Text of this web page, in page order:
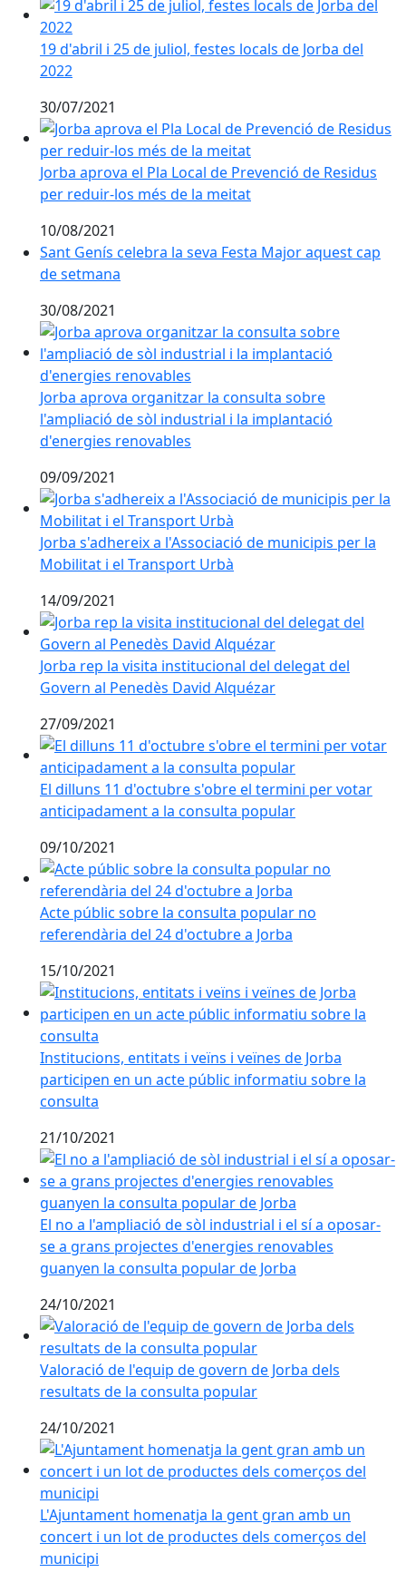
19 d'abril i 25 de juliol, festes locals de Jorba del 2022
19 d'abril i 25 de juliol, festes locals de Jorba del
2022
30/07/2021
Jorba aprova el Pla Local de Prevenció de Residus
Jorba aprova el Pla Local de Prevenció de Residus
per reduir-los més de la meitat
10/08/2021
Sant Genís celebra la seva Festa Major aquest cap
de setmana
30/08/2021
Jorba aprova organitzar la consulta sobre
Jorba aprova organitzar la consulta sobre
l'ampliació de sòl industrial i la implantació
d'energies renovables
09/09/2021
Jorba s'adhereix a l'Associació de municipis per la
Jorba s'adhereix a l'Associació de municipis per la
Mobilitat i el Transport Urbà
14/09/2021
Jorba rep la visita institucional del delegat del
Jorba rep la visita institucional del delegat del
Govern al Penedès David Alquézar
27/09/2021
El dilluns 11 d'octubre s'obre el termini per votar
El dilluns 11 d'octubre s'obre el termini per votar
anticipadament a la consulta popular
09/10/2021
Acte públic sobre la consulta popular no
Acte públic sobre la consulta popular no
referendària del 24 d'octubre a Jorba
15/10/2021
Institucions, entitats i veïns i veïnes de Jorba
Institucions, entitats i veïns i veïnes de Jorba
participen en un acte públic informatiu sobre la
consulta
21/10/2021
El no a l'ampliació de sòl industrial i el sí a oposar-
El no a l'ampliació de sòl industrial i el sí a oposar-
se a grans projectes d'energies renovables
guanyen la consulta popular de Jorba
24/10/2021
Valoració de l'equip de govern de Jorba dels
Valoració de l'equip de govern de Jorba dels
resultats de la consulta popular
24/10/2021
L'Ajuntament homenatja la gent gran amb un
L'Ajuntament homenatja la gent gran amb un
concert i un lot de productes dels comerços del
municipi